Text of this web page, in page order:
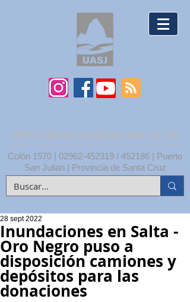
UNPA | UNIDAD ACADÉMICA SAN JULIÁN
Colón 1570 | 02962-452319 / 452186 | Puerto
San Julián | Provincia de Santa Cruz
Inundaciones en Salta -
Oro Negro puso a
disposición camiones y
depósitos para las
donaciones
28 sept 2022